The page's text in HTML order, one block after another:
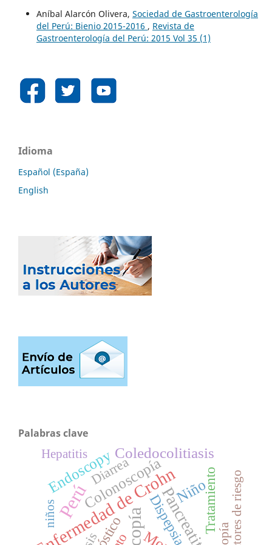
Aníbal Alarcón Olivera, Sociedad de Gastroenterología
del Perú: Bienio 2015-2016 , Revista de
Gastroenterología del Perú: 2015 Vol 35 (1)
Idioma
Español (España)
English
Palabras clave
Perú
Enfermedad de CrohnPancreatitis
Colonoscopía
Coledocolitiasis
Endoscopy Niño
Dispepsia Tratamiento
Diarrea factores de riesgo
Hepatitis
niños